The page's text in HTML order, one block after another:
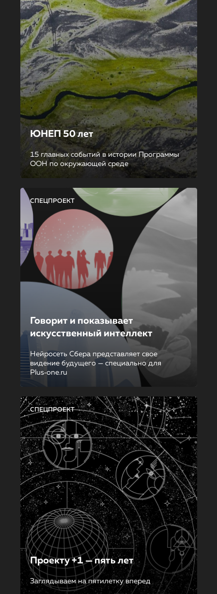
ЮНЕП 50 лет
15 главных событий в истории Программы
ООН по окружающей среде
СПЕЦПРОЕКТ
Говорит и показывает
искусственный интеллект
Нейросеть Сбера представляет свое
видение будущего — специально для
Plus‑one.ru
СПЕЦПРОЕКТ
Проекту +1 — пять лет
Заглядываем на пятилетку вперед